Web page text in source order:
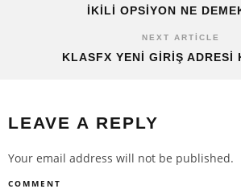
İKILI OPSIYON NE
NEXT ARTICLE
KLASFX YENI GIRIŞ ADRESI
LEAVE A REPLY
Your email address will not be published.
COMMENT